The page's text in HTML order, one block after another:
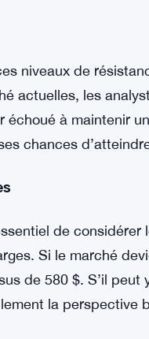
avec des attentes
la plage de
ne pas être
conduire à des
niveaux de
actuelles, les
à maintenir
chances